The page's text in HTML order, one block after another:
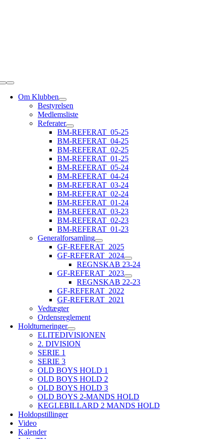
Toggle
NavigationOm Klubben
Bestyrelsen
Medlemsliste
Referater
BM-REFERAT_05-25
BM-REFERAT_04-25
BM-REFERAT_02-25
BM-REFERAT_01-25
BM-REFERAT_05-24
BM-REFERAT_04-24
BM-REFERAT_03-24
BM-REFERAT_02-24
BM-REFERAT_01-24
BM-REFERAT_03-23
BM-REFERAT_02-23
BM-REFERAT_01-23
Generalforsamling
GF-REFERAT_2025
GF-REFERAT_2024
REGNSKAB 23-24
GF-REFERAT_2023
REGNSKAB 22-23
GF-REFERAT_2022
GF-REFERAT_2021
Vedtægter
Ordensreglement
Holdturneringer
ELITEDIVISIONEN
2. DIVISION
SERIE 1
SERIE 3
OLD BOYS HOLD 1
OLD BOYS HOLD 2
OLD BOYS HOLD 3
OLD BOYS 2-MANDS HOLD
KEGLEBILLARD 2 MANDS HOLD
Holdopstillinger
Video
Kalender